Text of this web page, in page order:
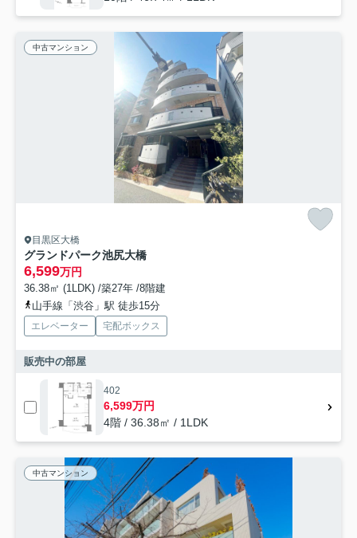
中古マンション
目黒区大橋
グランドパーク池尻大橋
6,599万円
36.38㎡ (1LDK) /築27年 /8階建
山手線「渋谷」駅 徒歩15分
エレベーター 宅配ボックス
販売中の部屋
402
6,599万円
4階 / 36.38㎡ / 1LDK
中古マンション